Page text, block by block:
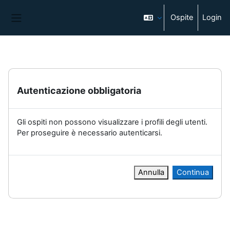
Ospite Login
Autenticazione obbligatoria
Gli ospiti non possono visualizzare i profili degli utenti.
Per proseguire è necessario autenticarsi.
Annulla Continua